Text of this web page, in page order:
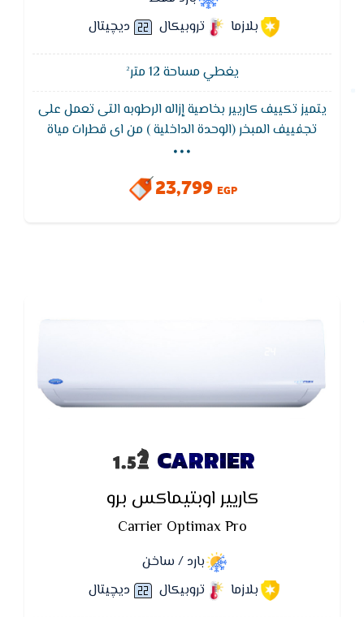
بلازما
تروبيكال ديچيتال
يغطي مساحة 12 متر²
يتميز تكييف كاريير بخاصية إزاله الرطوبه التى تعمل على
تجفييف المبخر (الوحدة الداخلية ) من اى قطرات مياة
لضمان عدم صدور اى روائح كريهة من الوحده الداخلية
ويتميز تكييف كاريير بخاصية التروبيكال الاستوائى
...
23,799 EGP
CARRIER
كاريير اوبتيماكس برو
Carrier Optimax Pro
بارد / ساخن
بلازما
تروبيكال ديچيتال